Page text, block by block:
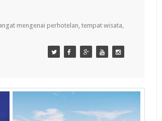
mengenai perhotelan, tempat wisata,